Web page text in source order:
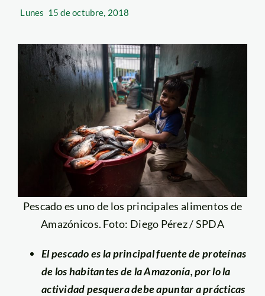
Lunes 15 de octubre, 2018
Pescado es uno de los principales alimentos de
Amazónicos. Foto: Diego Pérez / SPDA
El pescado es la principal fuente de proteínas
de los habitantes de la Amazonía, por lo la
actividad pesquera debe apuntar a prácticas